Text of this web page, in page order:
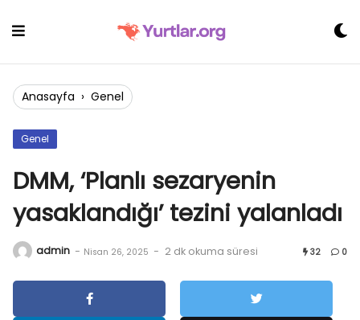
Anasayfa › Genel
Genel
DMM, ‘Planlı sezaryenin
yasaklandığı’ tezini yalanladı
admin - Nisan 26, 2025 - 2 dk okuma süresi 32 0